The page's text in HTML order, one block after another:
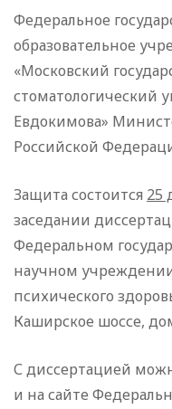
Федеральное
образовательное
«Московский
стоматологический
Евдокимова»
Российской
Защита состоится 25
заседании
Федеральном
научном
психического
Каширское шоссе,
С диссертацией
и на сайте